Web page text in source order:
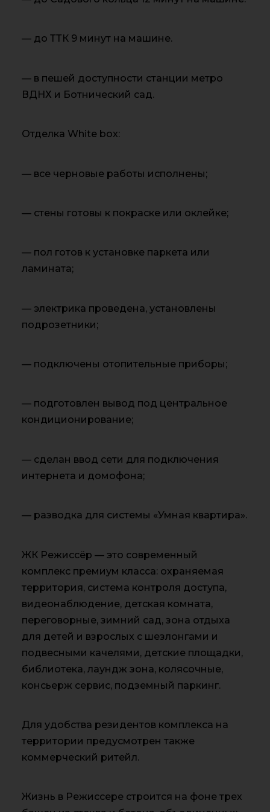
— до ТТК 9 минут на машине.
— в пешей доступности станции метро
ВДНХ и Ботнический сад.
Отделка White box:
— все черновые работы исполнены;
— стены готовы к покраске или оклейке;
— пол готов к установке паркета или
ламината;
— электрика проведена, установлены
подрозетники;
— подключены отопительные приборы;
— подготовлен вывод под центральное
кондиционирование;
— сделан ввод сети для подключения
интернета и домофона;
— разводка для системы «Умная квартира».
ЖК Режиссёр — это современный
комплекс премиум класса: охраняемая
территория, система контроля доступа,
видеонаблюдение, детская комната,
переговорные, зимний сад, зона отдыха
для детей и взрослых с шезлонгами и
подвесными качелями, детские площадки,
библиотека, лаундж зона, колясочные,
консьерж сервис, подземный паркинг.
Для удобства резидентов комплекса на
территории предусмотрен также
коммерческий ритейл.
Жизнь в Режиссере строится на фоне трех